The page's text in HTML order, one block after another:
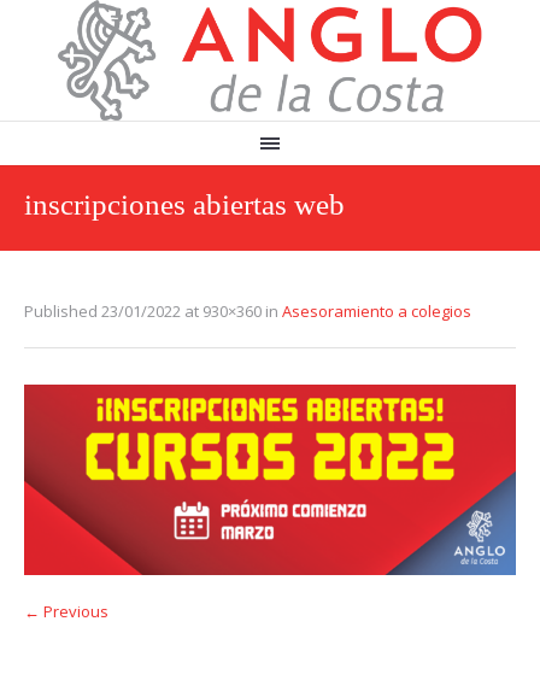
inscripciones abiertas web
Published 23/01/2022 at 930×360 in Asesoramiento a colegios
← Previous